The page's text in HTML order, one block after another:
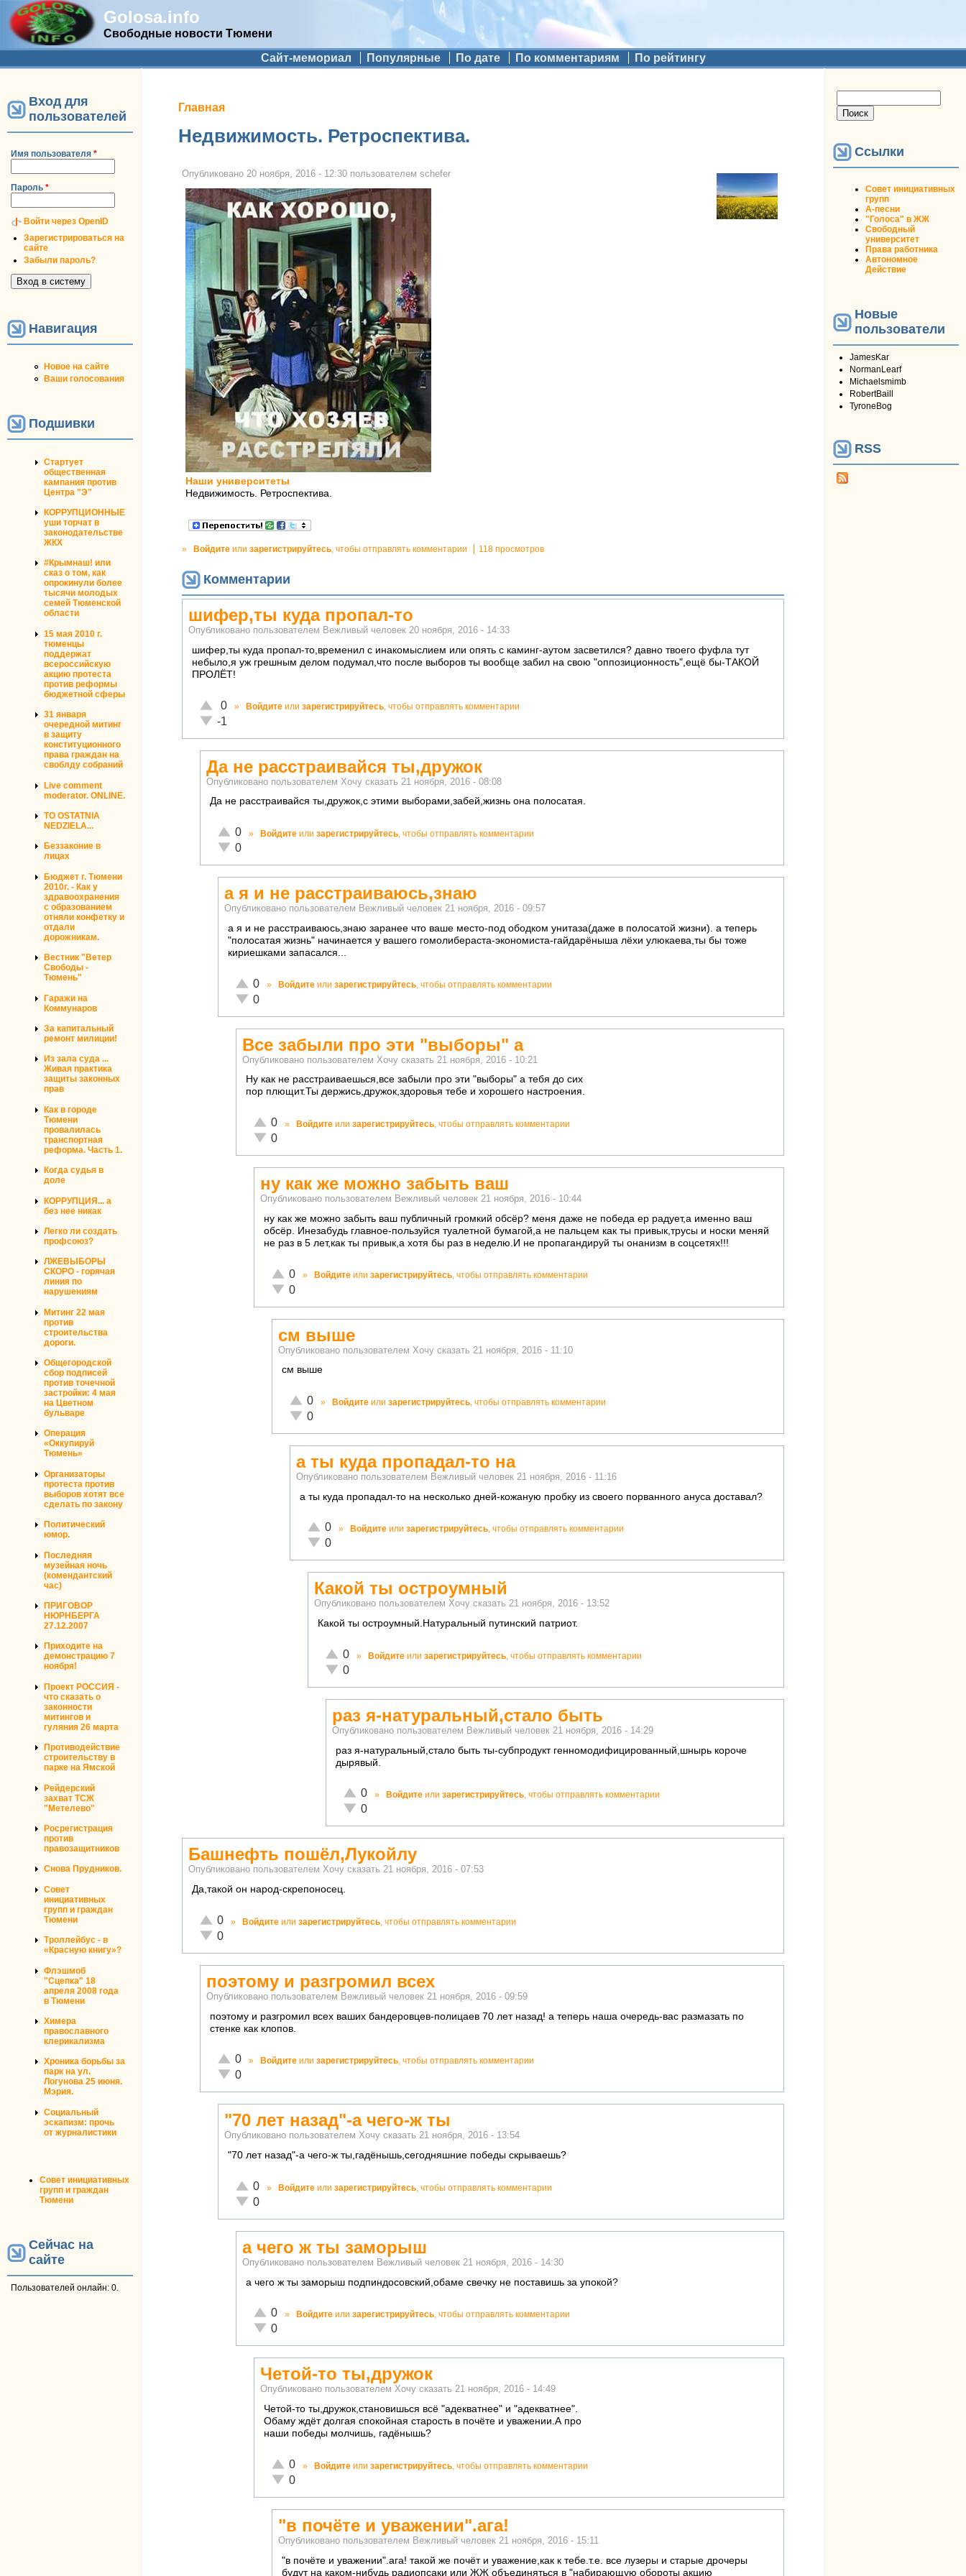
Golosa.info
Свободные новости Тюмени
Дополнительное меню Сайт-мемориал Популярные По дате По комментариям По рейтингу
Вход для
пользователей
Имя пользователя *
Пароль *
Войти через OpenID
Зарегистрироваться на
сайте
Забыли пароль?
Навигация
Новое на сайте
Ваши голосования
Подшивки
Стартует
общественная
кампания против
Центра "Э"
КОРРУПЦИОННЫЕ
уши торчат в
законодательстве
ЖКХ
#Крымнаш! или
сказ о том, как
опрокинули более
тысячи молодых
семей Тюменской
области
15 мая 2010 г.
тюменцы
поддержат
всероссийскую
акцию протеста
против реформы
бюджетной сферы
31 января
очередной митинг
в защиту
конституционного
права граждан на
своблду собраний
Live comment
moderator. ONLINE.
TO OSTATNIA
NEDZIELA...
Беззаконие в
лицах
Бюджет г. Тюмени
2010г. - Как у
здравоохранения
с образованием
отняли конфетку и
отдали
дорожникам.
Вестник "Ветер
Свободы -
Тюмень"
Гаражи на
Коммунаров
За капитальный
ремонт милиции!
Из зала суда ...
Живая практика
защиты законных
прав
Как в городе
Тюмени
провалилась
транспортная
реформа. Часть 1.
Когда судья в
доле
КОРРУПЦИЯ... а
без нее никак
Легко ли создать
профсоюз?
ЛЖЕВЫБОРЫ
СКОРО - горячая
линия по
нарушениям
Митинг 22 мая
против
строительства
дороги.
Общегородской
сбор подписей
против точечной
застройки: 4 мая
на Цветном
бульваре
Операция
«Оккупируй
Тюмень»
Организаторы
протеста против
выборов хотят все
сделать по закону
Политический
юмор.
Последняя
музейная ночь
(комендантский
час)
ПРИГОВОР
НЮРНБЕРГА
27.12.2007
Приходите на
демонстрацию 7
ноября!
Проект РОССИЯ -
что сказать о
законности
митингов и
гуляния 26 марта
Противодействие
строительству в
парке на Ямской
Рейдерский
захват ТСЖ
"Метелево"
Росрегистрация
против
правозащитников
Снова Прудников.
Совет
инициативных
групп и граждан
Тюмени
Троллейбус - в
«Красную книгу»?
Флэшмоб
"Сцепка" 18
апреля 2008 года
в Тюмени
Химера
православного
клерикализма
Хроника борьбы за
парк на ул.
Логунова 25 июня.
Мэрия.
Социальный
эскапизм: прочь
от журналистики
Совет инициативных
групп и граждан
Тюмени
Сейчас на
сайте
Пользователей онлайн: 0.
Вы здесь
Главная
Недвижимость. Ретроспектива.
Опубликовано 20 ноября, 2016 - 12:30 пользователем schefer
Наши университеты
Недвижимость. Ретроспектива.
» Войдите или зарегистрируйтесь , чтобы отправлять комментарии 118 просмотров
Комментарии
шифер,ты куда пропал-то
Опубликовано пользователем Вежливый человек 20 ноября, 2016 - 14:33
шифер,ты куда пропал-то,временил с инакомыслием или опять с каминг-аутом засветился? давно твоего фуфла тут
небыло,я уж грешным делом подумал,что после выборов ты вообще забил на свою "оппозиционность",ещё бы-ТАКОЙ
ПРОЛЁТ!
Отлично!
0
Неадекватно!
-1
» Войдите или зарегистрируйтесь, чтобы отправлять комментарии
Да не расстраивайся ты,дружок
Опубликовано пользователем Хочу сказать 21 ноября, 2016 - 08:08
Да не расстраивайся ты,дружок,с этими выборами,забей,жизнь она полосатая.
Отлично!
0
Неадекватно!
0
» Войдите или зарегистрируйтесь, чтобы отправлять комментарии
а я и не расстраиваюсь,знаю
Опубликовано пользователем Вежливый человек 21 ноября, 2016 - 09:57
а я и не расстраиваюсь,знаю заранее что ваше место-под ободком унитаза(даже в полосатой жизни). а теперь
"полосатая жизнь" начинается у вашего гомолибераста-экономиста-гайдарёныша лёхи улюкаева,ты бы тоже
кириешками запасался...
Отлично!
0
Неадекватно!
0
» Войдите или зарегистрируйтесь, чтобы отправлять комментарии
Все забыли про эти "выборы" а
Опубликовано пользователем Хочу сказать 21 ноября, 2016 - 10:21
Ну как не расстраиваешься,все забыли про эти "выборы" а тебя до сих
пор плющит.Ты держись,дружок,здоровья тебе и хорошего настроения.
Отлично!
0
Неадекватно!
0
» Войдите или зарегистрируйтесь, чтобы отправлять комментарии
ну как же можно забыть ваш
Опубликовано пользователем Вежливый человек 21 ноября, 2016 - 10:44
ну как же можно забыть ваш публичный громкий обсёр? меня даже не победа ер радует,а именно ваш
обсёр. Инезабудь главное-пользуйся туалетной бумагой,а не пальцем как ты привык,трусы и носки меняй
не раз в 5 лет,как ты привык,а хотя бы раз в неделю.И не пропагандируй ты онанизм в соцсетях!!!
Отлично!
0
Неадекватно!
0
» Войдите или зарегистрируйтесь, чтобы отправлять комментарии
см выше
Опубликовано пользователем Хочу сказать 21 ноября, 2016 - 11:10
см выше
Отлично!
0
Неадекватно!
0
» Войдите или зарегистрируйтесь , чтобы отправлять комментарии
а ты куда пропадал-то на
Опубликовано пользователем Вежливый человек 21 ноября, 2016 - 11:16
а ты куда пропадал-то на несколько дней-кожаную пробку из своего порванного ануса доставал?
Отлично!
0
Неадекватно!
0
» Войдите или зарегистрируйтесь, чтобы отправлять комментарии
Какой ты остроумный
Опубликовано пользователем Хочу сказать 21 ноября, 2016 - 13:52
Какой ты остроумный.Натуральный путинский патриот.
Отлично!
0
Неадекватно!
0
» Войдите или зарегистрируйтесь , чтобы отправлять комментарии
раз я-натуральный,стало быть
Опубликовано пользователем Вежливый человек 21 ноября, 2016 - 14:29
раз я-натуральный,стало быть ты-субпродукт генномодифицированный,шнырь короче
дырявый.
Отлично!
0
Неадекватно!
0
» Войдите или зарегистрируйтесь, чтобы отправлять комментарии
Башнефть пошёл,Лукойлу
Опубликовано пользователем Хочу сказать 21 ноября, 2016 - 07:53
Да,такой он народ-скрепоносец.
Отлично!
0
Неадекватно!
0
» Войдите или зарегистрируйтесь , чтобы отправлять комментарии
поэтому и разгромил всех
Опубликовано пользователем Вежливый человек 21 ноября, 2016 - 09:59
поэтому и разгромил всех ваших бандеровцев-полицаев 70 лет назад! а теперь наша очередь-вас размазать по
стенке как клопов.
Отлично!
0
Неадекватно!
0
» Войдите или зарегистрируйтесь, чтобы отправлять комментарии
"70 лет назад"-а чего-ж ты
Опубликовано пользователем Хочу сказать 21 ноября, 2016 - 13:54
"70 лет назад"-а чего-ж ты,гадёнышь,сегодняшние победы скрываешь?
Отлично!
0
Неадекватно!
0
» Войдите или зарегистрируйтесь , чтобы отправлять комментарии
а чего ж ты заморыш
Опубликовано пользователем Вежливый человек 21 ноября, 2016 - 14:30
а чего ж ты заморыш подпиндосовский,обаме свечку не поставишь за упокой?
Отлично!
0
Неадекватно!
0
» Войдите или зарегистрируйтесь, чтобы отправлять комментарии
Четой-то ты,дружок
Опубликовано пользователем Хочу сказать 21 ноября, 2016 - 14:49
Четой-то ты,дружок,становишься всё "адекватнее" и "адекватнее".
Обаму ждёт долгая спокойная старость в почёте и уважении.А про
наши победы молчишь, гадёнышь?
Отлично!
0
Неадекватно!
0
» Войдите или зарегистрируйтесь , чтобы отправлять комментарии
"в почёте и уважении".ага!
Опубликовано пользователем Вежливый человек 21 ноября, 2016 - 15:11
"в почёте и уважении".ага! такой же почёт и уважение,как к тебе.т.е. все лузеры и старые дрочеры
будут на каком-нибудь радиопсаки или ЖЖ объединяться в "набирающую обороты акцию
Ссылки
Совет инициативных
групп
А-песни
"Голоса" в ЖЖ
Свободный
университет
Права работника
Автономное
Действие
Новые
пользователи
JamesKar
NormanLearf
Michaelsmimb
RobertBaill
TyroneBog
RSS